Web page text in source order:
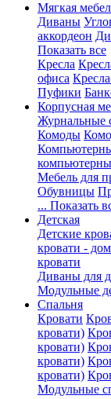
Мягкая
Диваны
аккордеон
Показать все
Кресла
офиса
Пуфики
Корпусная
Журнальные
Комоды
Мебель для
Обувницы
... Показать
Детская
Детские
кровати -
кровати
Диваны для
Модульные
Спальня
Кровати
кровати)
кровати)
кровати)
кровати)
Модульные